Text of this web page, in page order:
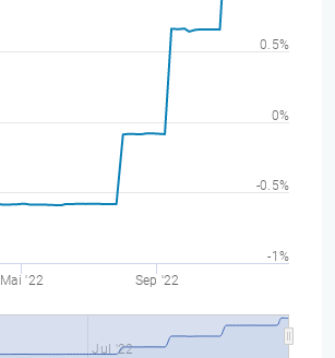
Mai '22 Sep '22
Jul '22
-1%
-0.5%
0%
0.5%